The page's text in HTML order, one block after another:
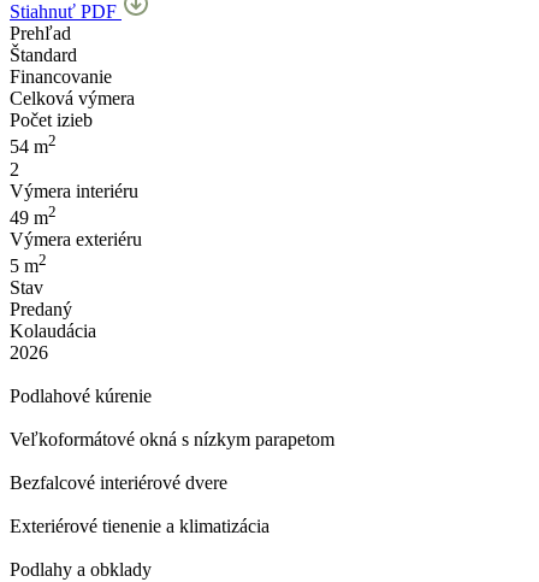
Stiahnuť PDF
Prehľad
Štandard
Financovanie
Celková výmera
Počet izieb
54 m2
2
Výmera interiéru
49 m2
Výmera exteriéru
5 m2
Stav
Predaný
Kolaudácia
2026
Podlahové kúrenie
Veľkoformátové okná s nízkym parapetom
Bezfalcové interiérové dvere
Exteriérové tienenie a klimatizácia
Podlahy a obklady